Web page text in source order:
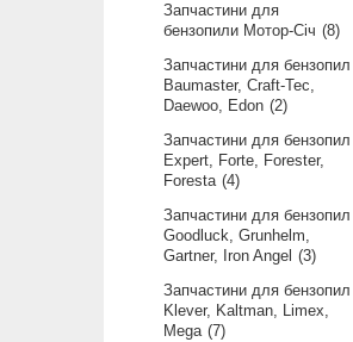
Запчастини для
бензопили Мотор-Січ
8
Запчастини для бензопил
Baumaster, Craft-Tec,
Daewoo, Edon 2
Запчастини для бензопил
Expert, Forte, Forester,
Foresta 4
Запчастини для бензопил
Goodluck, Grunhelm,
Gartner, Iron Angel
3
Запчастини для бензопил
Klever, Kaltman, Limex,
Mega 7